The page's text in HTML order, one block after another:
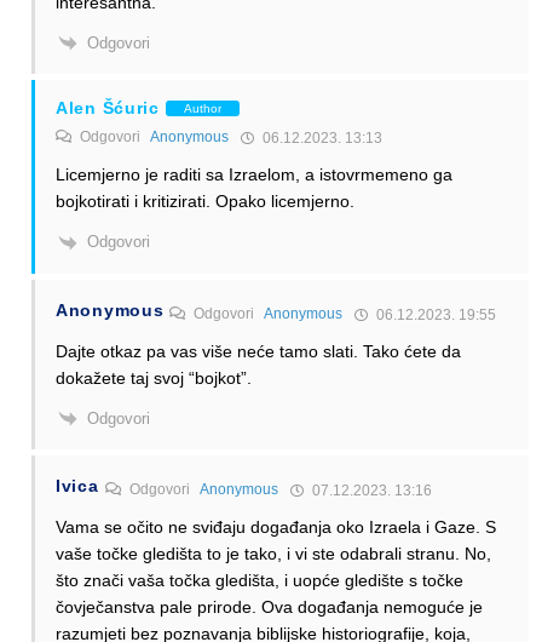
Odgovori
Alen Šćuric Author
Odgovori Anonymous 06.12.2023. 13:13
Licemjerno je raditi sa Izraelom, a istovrmemeno ga
bojkotirati i kritizirati. Opako licemjerno.
Odgovori
Anonymous OdgovoriAnonymous 06.12.2023. 19:55
Dajte otkaz pa vas više neće tamo slati. Tako ćete da
dokažete taj svoj “bojkot”.
Odgovori
Ivica Odgovori Anonymous 07.12.2023. 13:16
Vama se očito ne sviđaju događanja oko Izraela i Gaze. S
vaše točke gledišta to je tako, i vi ste odabrali stranu. No,
što znači vaša točka gledišta, i uopće gledište s točke
čovječanstva pale prirode. Ova događanja nemoguće je
razumjeti bez poznavanja biblijske historiografije, koja,